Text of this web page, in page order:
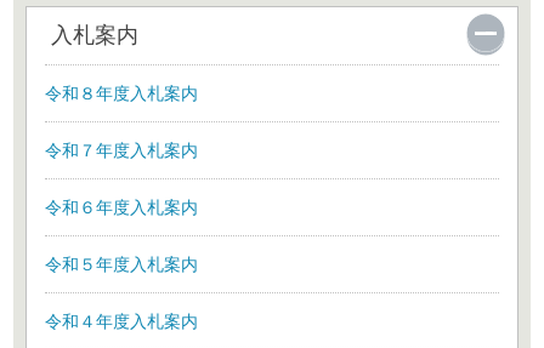
入札案内
令和８年度入札案内
令和７年度入札案内
令和６年度入札案内
令和５年度入札案内
令和４年度入札案内